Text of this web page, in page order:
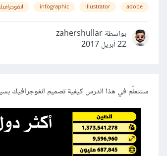
adobe
illustrator
infographic
بواسطة zahershullar
22 أبريل 2017
سنتعلّم في هذا الدرس كيفية تصميم انفوجرافيك بسيط يوضح أكثر دول العالم